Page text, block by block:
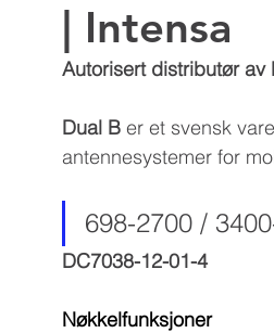
Kathrein DS EUPEN
| Intensa
Autorisert distributør av
Dual B er et svensk
antennesystemer for
698-2700 /
DC7038-12-01-4
Nøkkelfunksjoner